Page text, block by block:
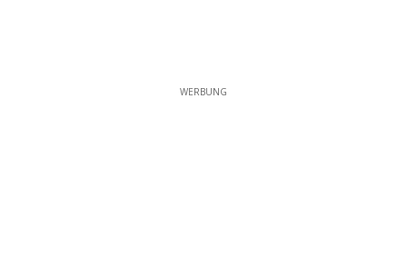
WERBUNG